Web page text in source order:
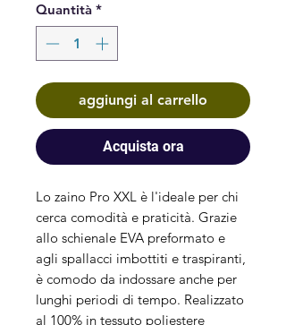
Quantità *
aggiungi al carrello
Acquista ora
Lo zaino Pro XXL è l'ideale per chi
cerca comodità e praticità. Grazie
allo schienale EVA preformato e
agli spallacci imbottiti e traspiranti,
è comodo da indossare anche per
lunghi periodi di tempo. Realizzato
al 100% in tessuto poliestere